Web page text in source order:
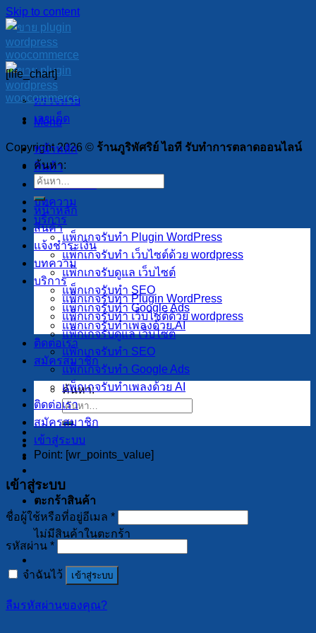
Skip to content
Menu
หน้าหลัก
สินค้า
แจ้งชำระเงิน
บทความ
บริการ
แพ็กเกจรับทำ Plugin WordPress
แพ็กเกจรับทำ เว็บไซต์ด้วย wordpress
แพ็กเกจรับดูแล เว็บไซต์
แพ็กเกจรับทำ SEO
แพ็กเกจรับทำ Google Ads
แพ็กเกจรับทำเพลงด้วย AI
ติดต่อเรา
สมัครสมาชิก
ค้นหา:
ตะกร้าสินค้า
ไม่มีสินค้าในตะกร้า
[life_chart]
ตรวจหวย
เลขเด็ด
Copyright 2026 © ร้านภูริพัศริย์ ไอที รับทำการตลาดออนไลน์
ค้นหา:
หน้าหลัก
สินค้า
แจ้งชำระเงิน
บทความ
บริการ
แพ็กเกจรับทำ Plugin WordPress
แพ็กเกจรับทำ เว็บไซต์ด้วย wordpress
แพ็กเกจรับดูแล เว็บไซต์
แพ็กเกจรับทำ SEO
แพ็กเกจรับทำ Google Ads
แพ็กเกจรับทำเพลงด้วย AI
ติดต่อเรา
สมัครสมาชิก
เข้าสู่ระบบ
Point: [wr_points_value]
เข้าสู่ระบบ
ชื่อผู้ใช้หรือที่อยู่อีเมล *
รหัสผ่าน *
จำฉันไว้ เข้าสู่ระบบ
ลืมรหัสผ่านของคุณ?